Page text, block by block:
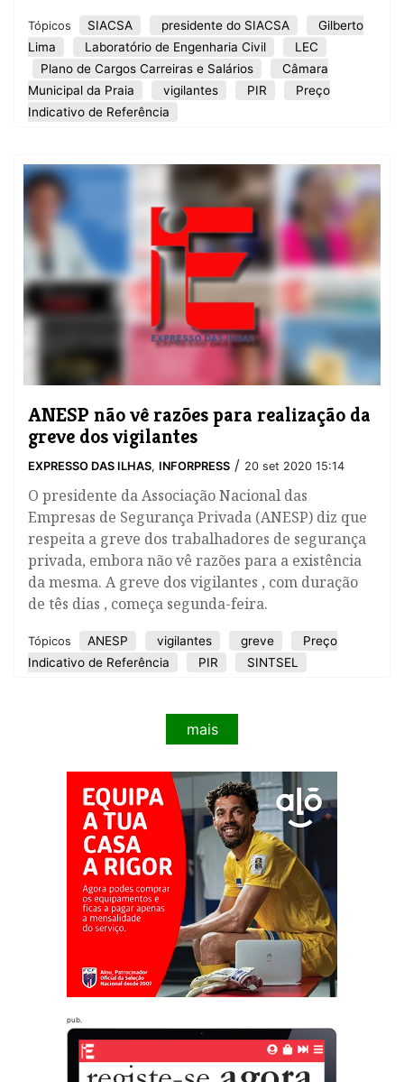
Tópicos SIACSA presidente do SIACSA
Gilberto
Lima
Laboratório de Engenharia Civil
LEC
Plano de Cargos Carreiras e Salários
Câmara
Municipal da Praia
vigilantes PIR
Preço
Indicativo de Referência
ANESP não vê razões para realização da
greve dos ​vigilantes
EXPRESSO DAS ILHAS, INFORPRESS / 20 set 2020 15:14
O presidente da Associação Nacional das
Empresas de Segurança Privada (ANESP) diz que
respeita a greve dos trabalhadores de segurança
privada, embora não vê razões para a existência
da mesma. A greve dos ​vigilantes , com duração
de tês dias , começa segunda-feira.
Tópicos ANESP vigilantes greve
Preço
Indicativo de Referência
PIR SINTSEL
mais
pub.